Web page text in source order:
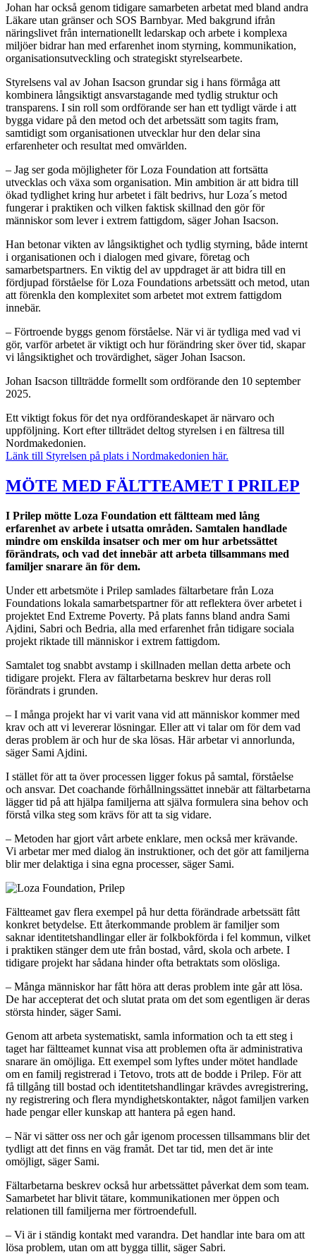
Johan har också genom tidigare samarbeten arbetat med bland andra
Läkare utan gränser och SOS Barnbyar. Med bakgrund ifrån
näringslivet från internationellt ledarskap och arbete i komplexa
miljöer bidrar han med erfarenhet inom styrning, kommunikation,
organisationsutveckling och strategiskt styrelsearbete.
Styrelsens val av Johan Isacson grundar sig i hans förmåga att
kombinera långsiktigt ansvarstagande med tydlig struktur och
transparens. I sin roll som ordförande ser han ett tydligt värde i att
bygga vidare på den metod och det arbetssätt som tagits fram,
samtidigt som organisationen utvecklar hur den delar sina
erfarenheter och resultat med omvärlden.
– Jag ser goda möjligheter för Loza Foundation att fortsätta
utvecklas och växa som organisation. Min ambition är att bidra till
ökad tydlighet kring hur arbetet i fält bedrivs, hur Loza´s metod
fungerar i praktiken och vilken faktisk skillnad den gör för
människor som lever i extrem fattigdom, säger Johan Isacson.
Han betonar vikten av långsiktighet och tydlig styrning, både internt
i organisationen och i dialogen med givare, företag och
samarbetspartners. En viktig del av uppdraget är att bidra till en
fördjupad förståelse för Loza Foundations arbetssätt och metod, utan
att förenkla den komplexitet som arbetet mot extrem fattigdom
innebär.
– Förtroende byggs genom förståelse. När vi är tydliga med vad vi
gör, varför arbetet är viktigt och hur förändring sker över tid, skapar
vi långsiktighet och trovärdighet, säger Johan Isacson.
Johan Isacson tillträdde formellt som ordförande den 10 september
2025.
Ett viktigt fokus för det nya ordförandeskapet är närvaro och
uppföljning. Kort efter tillträdet deltog styrelsen i en fältresa till
Nordmakedonien.
Länk till Styrelsen på plats i Nordmakedonien här.
MÖTE MED FÄLTTEAMET I PRILEP
I Prilep mötte Loza Foundation ett fältteam med lång
erfarenhet av arbete i utsatta områden. Samtalen handlade
mindre om enskilda insatser och mer om hur arbetssättet
förändrats, och vad det innebär att arbeta tillsammans med
familjer snarare än för dem.
Under ett arbetsmöte i Prilep samlades fältarbetare från Loza
Foundations lokala samarbetspartner för att reflektera över arbetet i
projektet End Extreme Poverty. På plats fanns bland andra Sami
Ajdini, Sabri och Bedria, alla med erfarenhet från tidigare sociala
projekt riktade till människor i extrem fattigdom.
Samtalet tog snabbt avstamp i skillnaden mellan detta arbete och
tidigare projekt. Flera av fältarbetarna beskrev hur deras roll
förändrats i grunden.
– I många projekt har vi varit vana vid att människor kommer med
krav och att vi levererar lösningar. Eller att vi talar om för dem vad
deras problem är och hur de ska lösas. Här arbetar vi annorlunda,
säger Sami Ajdini.
I stället för att ta över processen ligger fokus på samtal, förståelse
och ansvar. Det coachande förhållningssättet innebär att fältarbetarna
lägger tid på att hjälpa familjerna att själva formulera sina behov och
förstå vilka steg som krävs för att ta sig vidare.
– Metoden har gjort vårt arbete enklare, men också mer krävande.
Vi arbetar mer med dialog än instruktioner, och det gör att familjerna
blir mer delaktiga i sina egna processer, säger Sami.
Fältteamet gav flera exempel på hur detta förändrade arbetssätt fått
konkret betydelse. Ett återkommande problem är familjer som
saknar identitetshandlingar eller är folkbokförda i fel kommun, vilket
i praktiken stänger dem ute från bostad, vård, skola och arbete. I
tidigare projekt har sådana hinder ofta betraktats som olösliga.
– Många människor har fått höra att deras problem inte går att lösa.
De har accepterat det och slutat prata om det som egentligen är deras
största hinder, säger Sami.
Genom att arbeta systematiskt, samla information och ta ett steg i
taget har fältteamet kunnat visa att problemen ofta är administrativa
snarare än omöjliga. Ett exempel som lyftes under mötet handlade
om en familj registrerad i Tetovo, trots att de bodde i Prilep. För att
få tillgång till bostad och identitetshandlingar krävdes avregistrering,
ny registrering och flera myndighetskontakter, något familjen varken
hade pengar eller kunskap att hantera på egen hand.
– När vi sätter oss ner och går igenom processen tillsammans blir det
tydligt att det finns en väg framåt. Det tar tid, men det är inte
omöjligt, säger Sami.
Fältarbetarna beskrev också hur arbetssättet påverkat dem som team.
Samarbetet har blivit tätare, kommunikationen mer öppen och
relationen till familjerna mer förtroendefull.
– Vi är i ständig kontakt med varandra. Det handlar inte bara om att
lösa problem, utan om att bygga tillit, säger Sabri.